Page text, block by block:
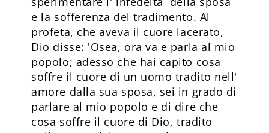
e la sofferenza del tradimento. Al
profeta, che aveva il cuore lacerato,
Dio disse: 'Osea, ora va e parla al mio
popolo; adesso che hai capito cosa
soffre il cuore di un uomo tradito nell'
amore dalla sua sposa, sei in grado di
parlare al mio popolo e di dire che
cosa soffre il cuore di Dio, tradito